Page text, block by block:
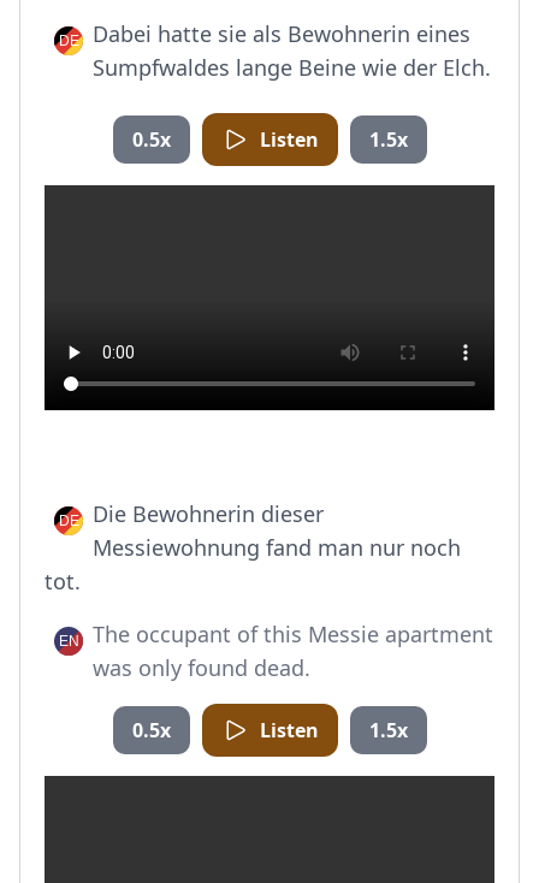
Dabei hatte sie als Bewohnerin eines
Sumpfwaldes lange Beine wie der Elch.
0.5x Listen 1.5x
Die Bewohnerin dieser
Messiewohnung fand man nur noch
tot.
The occupant of this Messie apartment
was only found dead.
0.5x Listen 1.5x